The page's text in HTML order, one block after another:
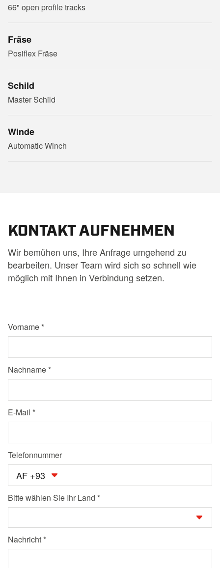
66" open profile tracks
Fräse
Posiflex Fräse
Schild
Master Schild
Winde
Automatic Winch
KONTAKT AUFNEHMEN
Wir bemühen uns, Ihre Anfrage umgehend zu
bearbeiten. Unser Team wird sich so schnell wie
möglich mit Ihnen in Verbindung setzen.
Vorname
Nachname
E-Mail
Telefonnummer
AF +93
Bitte wählen Sie Ihr Land
Nachricht